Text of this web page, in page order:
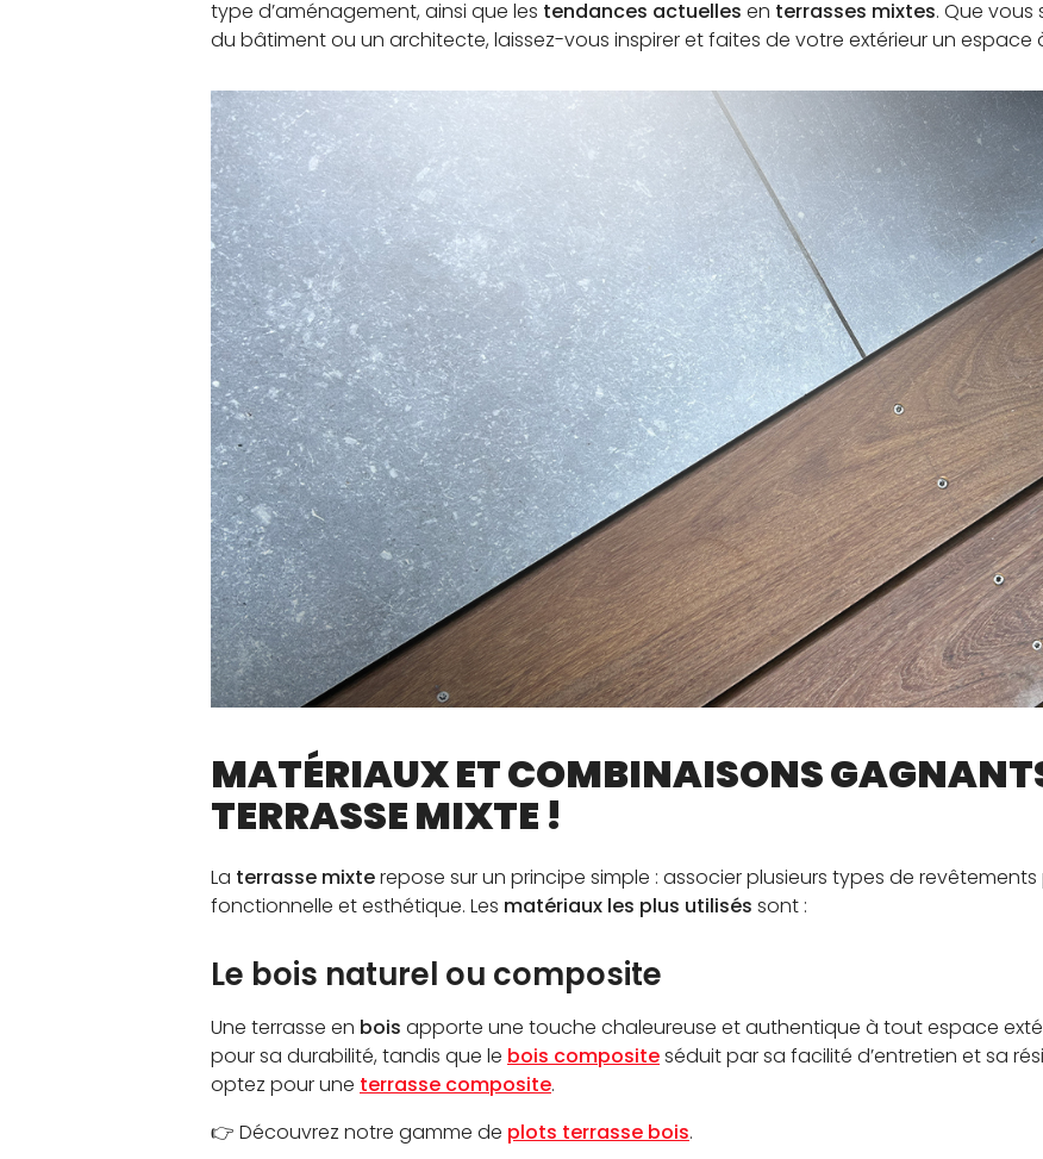
type d’aménagement, ainsi que les tendances actuelles en terrasses mixtes. Que vous
du bâtiment ou un architecte, laissez-vous inspirer et faites de votre extérieur un espace
MATÉRIAUX ET COMBINAISONS
TERRASSE MIXTE !
La terrasse mixterepose sur un principe simple : associer plusieurs types de
fonctionnelle et esthétique. Les matériaux les plus utilisés sont :
Le bois naturel ou composite
Une terrasse en bois apporte une touche chaleureuse et authentique à tout espace
pour sa durabilité, tandis que le bois compositeséduit par sa facilité d’entretien et sa
optez pour une terrasse composite.
👉 Découvrez notre gamme de plots terrasse bois.